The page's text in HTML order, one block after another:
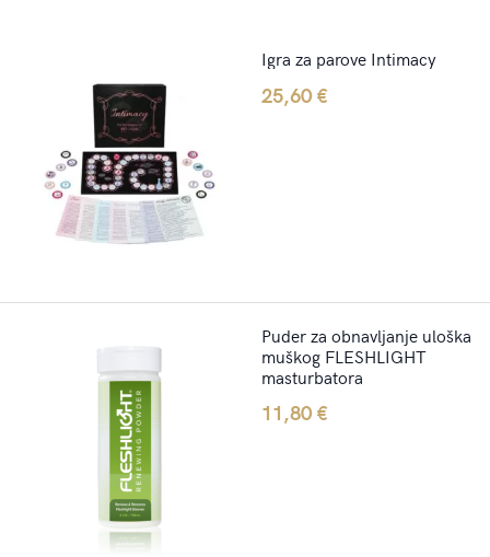
Igra za parove Intimacy
25,60€
Puder za obnavljanje uloška
muškog FLESHLIGHT
masturbatora
11,80€